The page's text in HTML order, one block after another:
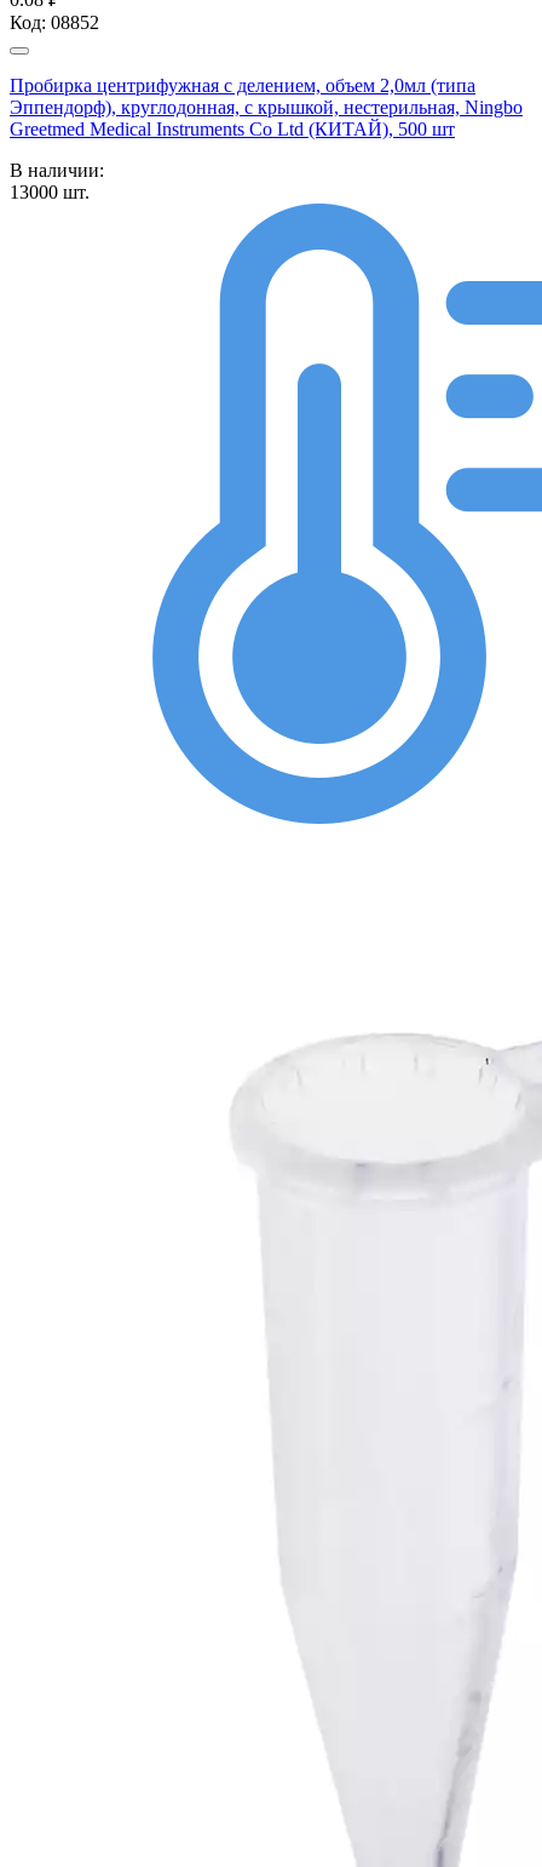
Код: 08852
Пробирка центрифужная с делением, объем 2,0мл (типа
Эппендорф), круглодонная, с крышкой, нестерильная, Ningbo
Greetmed Medical Instruments Co Ltd (КИТАЙ), 500 шт
В наличии:
13000 шт.